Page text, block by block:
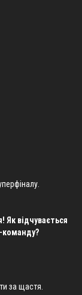
Як відчувається
команду?
за щастя.